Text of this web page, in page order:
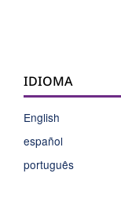
IDIOMA
English
español
português